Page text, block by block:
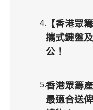
4. 【香港眾
攜式鍵盤
公！
5.香港眾籌
最適合送